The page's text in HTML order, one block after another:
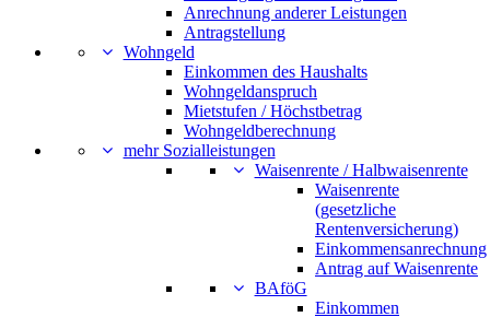
Anrechnung anderer Leistungen
Antragstellung
Wohngeld
Einkommen des Haushalts
Wohngeldanspruch
Mietstufen / Höchstbetrag
Wohngeldberechnung
mehr Sozialleistungen
Waisenrente / Halbwaisenrente
Waisenrente
(gesetzliche
Rentenversicherung)
Einkommensanrechnung
Antrag auf Waisenrente
BAföG
Einkommen